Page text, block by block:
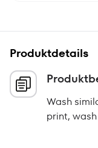
Produktdetails
Wash
print,